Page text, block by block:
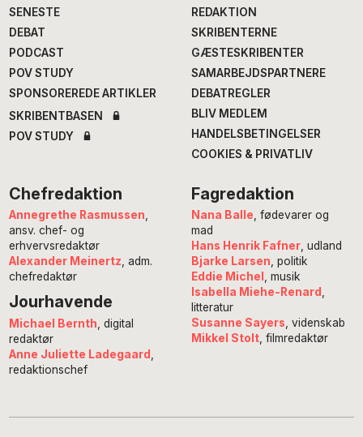
SENESTE
DEBAT
PODCAST
POV STUDY
SPONSOREREDE ARTIKLER
SKRIBENTBASEN
POV STUDY
REDAKTION
SKRIBENTERNE
GÆSTESKRIBENTER
SAMARBEJDSPARTNERE
DEBATREGLER
BLIV MEDLEM
HANDELSBETINGELSER
COOKIES & PRIVATLIV
Chefredaktion
Annegrethe Rasmussen,
ansv. chef- og
erhvervsredaktør
Alexander Meinertz, adm.
chefredaktør
Jourhavende
Michael Bernth, digital
redaktør
Anne Juliette Ladegaard ,
redaktionschef
Fagredaktion
Nana Balle, fødevarer og
mad
Hans Henrik Fafner, udland
Bjarke Larsen, politik
Eddie Michel , musik
Isabella Miehe-Renard ,
litteratur
Susanne Sayers, videnskab
Mikkel Stolt, filmredaktør